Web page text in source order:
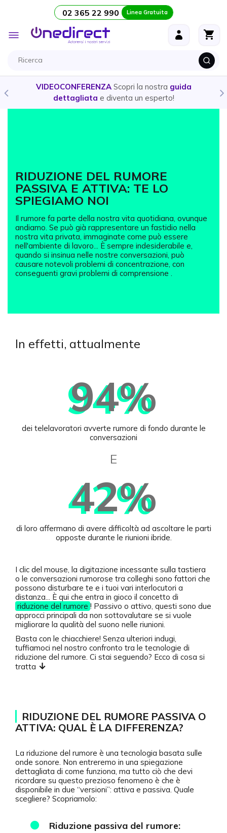
Salta al contenuto 02 365 22 990 Linea Gratuita
Toggle
Nav
VIDEOCONFERENZA Scopri la nostra guida
dettagliata e diventa un esperto!
RIDUZIONE DEL RUMORE
PASSIVA E ATTIVA: TE LO
SPIEGIAMO NOI
Il rumore fa parte della nostra vita quotidiana, ovunque
andiamo. Se può già rappresentare un fastidio nella
nostra vita privata, immaginate come può essere
nell'ambiente di lavoro... È sempre indesiderabile e,
quando si insinua nelle nostre conversazioni, può
causare notevoli problemi di concentrazione, con
conseguenti gravi problemi di comprensione .
In effetti, attualmente
94%
dei telelavoratori avverte rumore di fondo durante le
conversazioni
E
42%
di loro affermano di avere difficoltà ad ascoltare le parti
opposte durante le riunioni ibride.
I clic del mouse, la digitazione incessante sulla tastiera
o le conversazioni rumorose tra colleghi sono fattori che
possono disturbare te e i tuoi vari interlocutori a
distanza... È qui che entra in gioco il concetto di
riduzione del rumore ! Passivo o attivo, questi sono due
approcci principali da non sottovalutare se si vuole
migliorare la qualità del suono nelle riunioni.
Basta con le chiacchiere! Senza ulteriori indugi,
tuffiamoci nel nostro confronto tra le tecnologie di
riduzione del rumore. Ci stai seguendo? Ecco di cosa si
tratta ↓
RIDUZIONE DEL RUMORE PASSIVA O
ATTIVA: QUAL È LA DIFFERENZA?
La riduzione del rumore è una tecnologia basata sulle
onde sonore. Non entreremo in una spiegazione
dettagliata di come funziona, ma tutto ciò che devi
ricordare su questo prezioso fenomeno è che è
disponibile in due “versioni”: attiva e passiva. Quale
scegliere? Scopriamolo:
Riduzione passiva del rumore: